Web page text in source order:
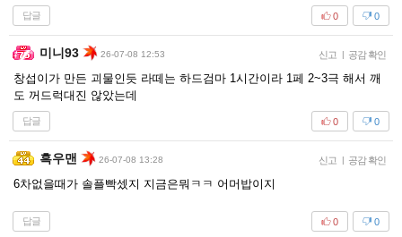
답글 0
0
미니93 26-07-08 12:53 신고 | 공감 확인
창섭이가 만든 괴물인듯 라떼는 하드검마 1시간이라 1페 2~3극 해서 깨
도 꺼드럭대진 않았는데
답글 0
0
흑우맨 26-07-08 13:28 신고 | 공감 확인
6차없을때가 솔플빡셌지 지금은뭐ㅋㅋ 어머밥이지
답글 0
0